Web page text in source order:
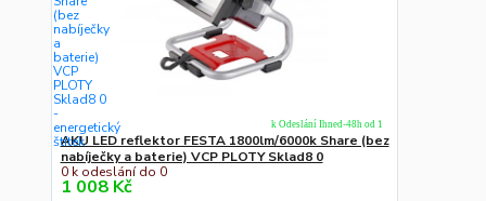
AKU LED reflektor FESTA 1800lm/6000k Share (bez
nabíječky a baterie) VCP PLOTY Sklad8 0
0 k odeslání do 0
1 008 Kč
k Odeslání Ihned-48h od 1